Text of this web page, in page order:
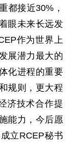
都接近30%，
眼未来长远发
作为世界上
展潜力最大的
化进程的重要
规则，更大程
济技术合作提
能力，今后愿
立RCEP秘书